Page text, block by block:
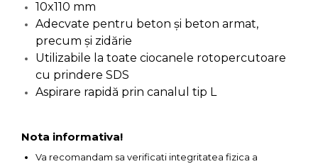
Capre & Suporti Auto
Pat Mobil Auto
Cric Hidraulic
Set / trusa chei tubulare
Multimetru Digital
Bara Tractare Auto
10x110 mm
Adecvate pentru beton şi beton armat,
precum şi zidărie
Utilizabile la toate ciocanele rotopercutoare
cu prindere SDS
Aspirare rapidă prin canalul tip L
Nota informativa!
Va recomandam sa verificati integritatea fizica a